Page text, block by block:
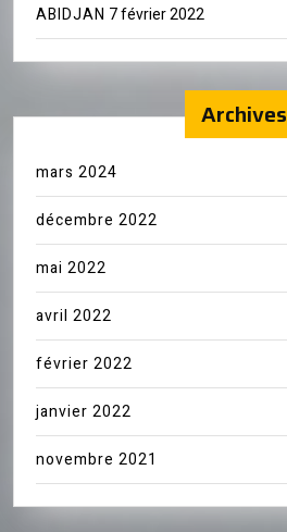
ABIDJAN 7 février 2022
Archives
mars 2024
décembre 2022
mai 2022
avril 2022
février 2022
janvier 2022
novembre 2021